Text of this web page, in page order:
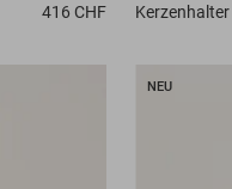
416 CHF Kerzenhalter
NEU